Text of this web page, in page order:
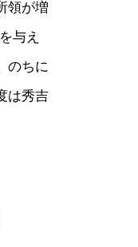
領が増
与え
のちに
は秀吉